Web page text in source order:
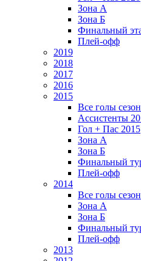
Зона А
Зона Б
Финальный
Плей-офф
2019
2018
2017
2016
2015
Все голы
Ассистенты
Гол + Пас 2015
Зона А
Зона Б
Финальный
Плей-офф
2014
Все голы
Зона А
Зона Б
Финальный
Плей-офф
2013